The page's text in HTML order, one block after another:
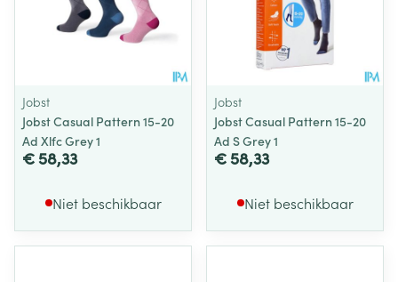
Jobst
Jobst Casual Pattern 15-20
Ad Xlfc Grey 1
€ 58,33
Niet beschikbaar
Jobst
Jobst Casual Pattern 15-20
Ad S Grey 1
€ 58,33
Niet beschikbaar